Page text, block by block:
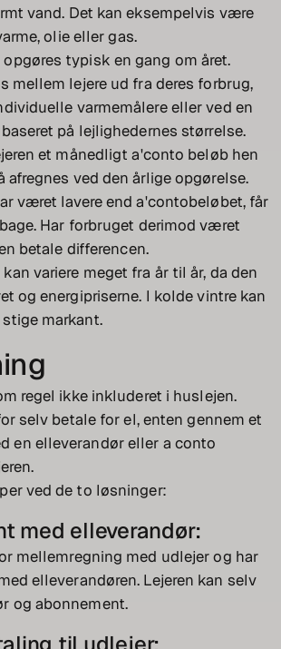
vand. Det kan eksempelvis være
olie eller gas.
opgøres typisk en gang om året.
mellem lejere ud fra deres forbrug,
varmemålere eller ved en
på lejlighedernes størrelse.
et månedligt a'conto beløb hen
afregnes ved den årlige opgørelse.
været lavere end a'contobeløbet, får
Har forbruget derimod været
betale differencen.
variere meget fra år til år, da den
og energipriserne. I kolde vintre kan
markant.
regel ikke inkluderet i huslejen.
selv betale for el, enten gennem et
en elleverandør eller a conto
ved de to løsninger:
med elleverandør:
mellemregning med udlejer og har
elleverandøren. Lejeren kan selv
og abonnement.